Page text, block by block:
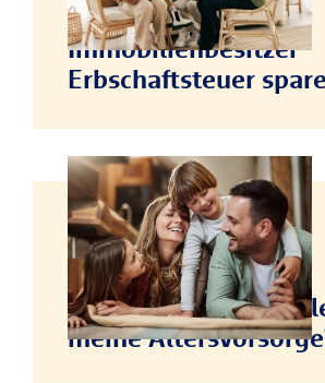
Nießbrauch: Als
Immobilienbesitzer
Erbschaftsteuer
STEUERN SPAREN
Wie viel Steuern
meine